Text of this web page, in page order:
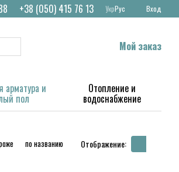
+38 (050) 415 76 13 УкрРус Вход
Мой заказ
арматура и
пол
Отопление и
водоснабжение
по названию Отображение: